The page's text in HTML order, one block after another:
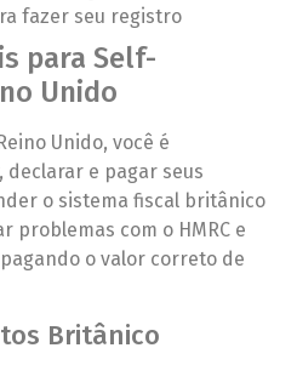
fazer seu registro
para Self-
Unido
Unido, você é
declarar e pagar seus
o sistema fiscal britânico
problemas com o HMRC e
o valor correto de
Britânico